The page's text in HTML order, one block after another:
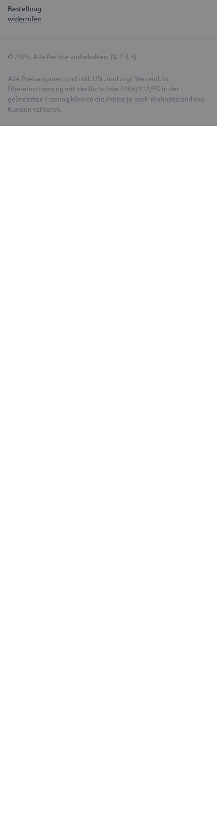
Bestellung
widerrufen
© 2026. Alle Rechte vorbehalten. (V. 2.3.3)
Alle Preisangaben sind inkl. USt. und zzgl. Versand. In
Übereinstimmung mit der Richtlinie 2006/112/EG in der
geänderten Fassung können die Preise je nach Wohnsitzland des
Kunden variieren.